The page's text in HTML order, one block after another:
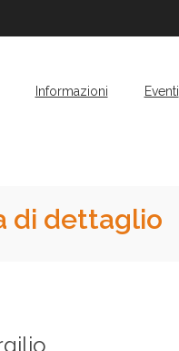
Informazioni Eventi
di dettaglio